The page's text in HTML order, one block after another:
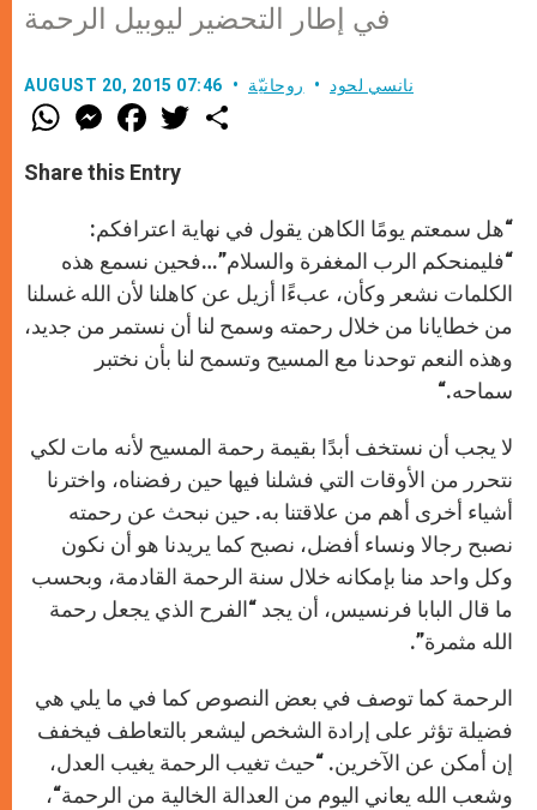
في إطار التحضير ليوبيل الرحمة
AUGUST 20, 2015 07:46 نانسي لحود روحانيّة
W
h
t
s
M
e
s
e
g
e
r
F
a
e
b
o
k
w
r
Share this Entry
“هل سمعتم يومًا الكاهن يقول في نهاية اعترافكم:
“فليمنحكم الرب المغفرة والسلام”…فحين نسمع هذه
الكلمات نشعر وكأن، عبءًا أزيل عن كاهلنا لأن الله غسلنا
من خطايانا من خلال رحمته وسمح لنا أن نستمر من جديد،
وهذه النعم توحدنا مع المسيح وتسمح لنا بأن نختبر
سماحه.
“
لا يجب أن نستخف أبدًا بقيمة رحمة المسيح لأنه مات لكي
نتحرر من الأوقات التي فشلنا فيها حين رفضناه، واخترنا
أشياء أخرى أهم من علاقتنا به. حين نبحث عن رحمته
نصبح رجالا ونساء أفضل، نصبح كما يريدنا هو أن نكون
وكل واحد منا بإمكانه خلال سنة الرحمة القادمة، وبحسب
ما قال البابا فرنسيس، أن يجد “الفرح الذي يجعل رحمة
الله مثمرة.”
الرحمة كما توصف في بعض النصوص كما في ما يلي هي
فضيلة تؤثر على إرادة الشخص ليشعر بالتعاطف فيخفف
إن أمكن عن الآخرين. “حيث تغيب الرحمة يغيب العدل،
وشعب الله يعاني اليوم من العدالة الخالية من الرحمة“،